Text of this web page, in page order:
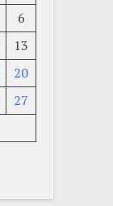
6
13
20
27